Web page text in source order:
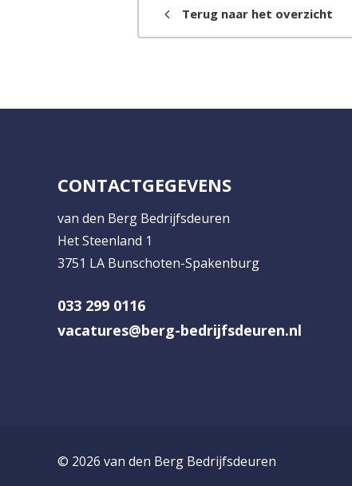
Terug naar het overzicht
CONTACTGEGEVENS
van den Berg Bedrijfsdeuren
Het Steenland 1
3751 LA Bunschoten-Spakenburg
033 299 0116
vacatures@berg-bedrijfsdeuren.nl
© 2026 van den Berg Bedrijfsdeuren